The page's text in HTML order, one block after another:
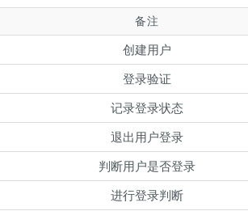
备注
创建用户
登录验证
记录登录状态
退出用户登录
判断用户是否登录
进行登录判断